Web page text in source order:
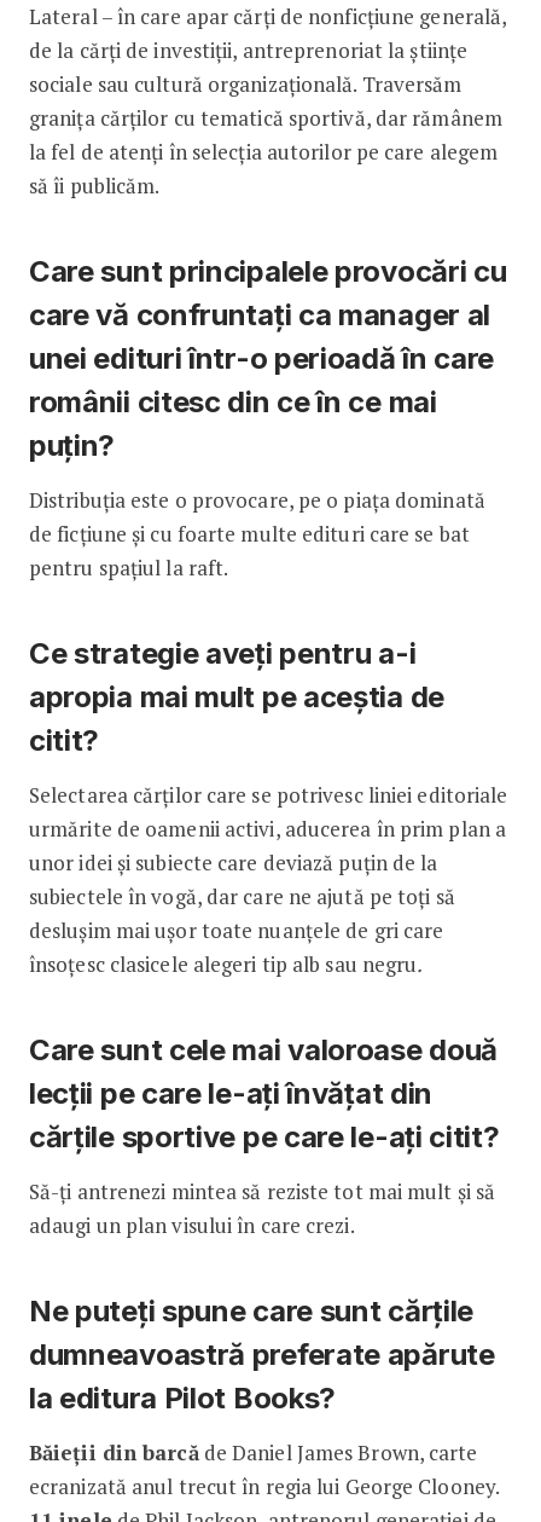
Lateral – în care apar cărți de nonficțiune generală,
de la cărți de investiții, antreprenoriat la științe
sociale sau cultură organizațională. Traversăm
granița cărților cu tematică sportivă, dar rămânem
la fel de atenți în selecția autorilor pe care alegem
să îi publicăm.
Care sunt principalele provocări cu
care vă confruntați ca manager al
unei edituri într-o perioadă în care
românii citesc din ce în ce mai
puțin?
Distribuția este o provocare, pe o piața dominată
de ficțiune și cu foarte multe edituri care se bat
pentru spațiul la raft.
Ce strategie aveți pentru a-i
apropia mai mult pe aceștia de
citit?
Selectarea cărților care se potrivesc liniei editoriale
urmărite de oamenii activi, aducerea în prim plan a
unor idei și subiecte care deviază puțin de la
subiectele în vogă, dar care ne ajută pe toți să
deslușim mai ușor toate nuanțele de gri care
însoțesc clasicele alegeri tip alb sau negru.
Care sunt cele mai valoroase două
lecții pe care le-ați învățat din
cărțile sportive pe care le-ați citit?
Să-ți antrenezi mintea să reziste tot mai mult și să
adaugi un plan visului în care crezi.
Ne puteți spune care sunt cărțile
dumneavoastră preferate apărute
la editura Pilot Books?
Băieții din barcăde Daniel James Brown, carte
ecranizată anul trecut în regia lui George Clooney.